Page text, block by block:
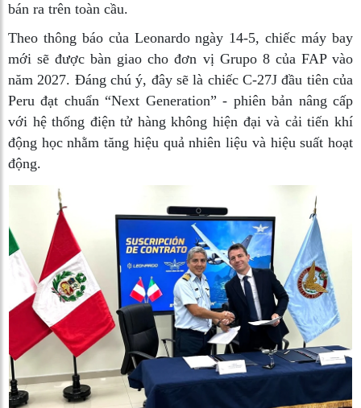
bán ra trên toàn cầu.
Theo thông báo của Leonardo ngày 14-5, chiếc máy bay
mới sẽ được bàn giao cho đơn vị Grupo 8 của FAP vào
năm 2027. Đáng chú ý, đây sẽ là chiếc C-27J đầu tiên của
Peru đạt chuẩn “Next Generation” - phiên bản nâng cấp
với hệ thống điện tử hàng không hiện đại và cải tiến khí
động học nhằm tăng hiệu quả nhiên liệu và hiệu suất hoạt
động.